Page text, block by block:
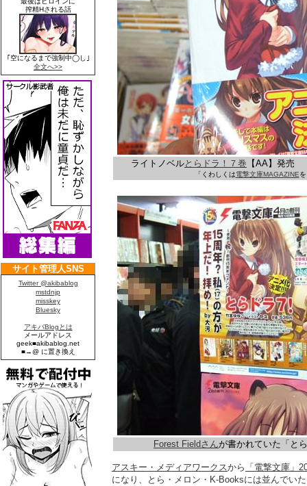
ライトノベルとらドラ！７巻 【AA】発売
「くわしくは電撃文庫MAGAZINE
Forest Fieldさんが書かれていた「と
アスキー・メディアワークスから 「電撃文庫」
になり、とら・メロン・K-Booksには並んでい